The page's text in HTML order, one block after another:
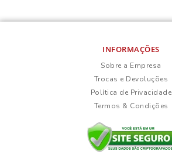
INFORMAÇÕES
Sobre a Empresa
Trocas e Devoluções
Política de Privacidade
Termos & Condições